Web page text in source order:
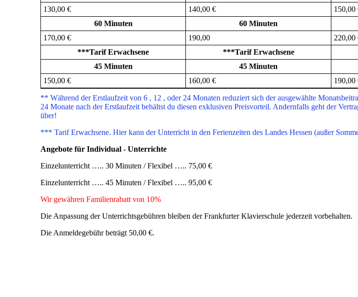
130,00 €
140,00 € 150,00
60 Minuten
60 Minuten
170,00 €
190,00 220,00
***Tarif Erwachsene
***Tarif Erwachsene
45 Minuten
45 Minuten
150,00 €
160,00 € 190,00
** Während der Erstlaufzeit von 6 , 12 , oder 24 Monaten reduziert sich der ausgewählte
24 Monate nach der Erstlaufzeit behältst du diesen exklusiven Preisvorteil. Andernfalls geht der
über!
*** Tarif Erwachsene. Hier kann der Unterricht in den Ferienzeiten des Landes Hessen (außer
Angebote für Individual - Unterrichte
Einzelunterricht ….. 30 Minuten / Flexibel ….. 75,00 €
Einzelunterricht ….. 45 Minuten / Flexibel ….. 95,00 €
Wir gewähren Familienrabatt von 10%
Die Anpassung der Unterrichtsgebühren bleiben der Frankfurter Klavierschule jederzeit vorbehalten.
Die Anmeldegebühr beträgt 50,00 €.